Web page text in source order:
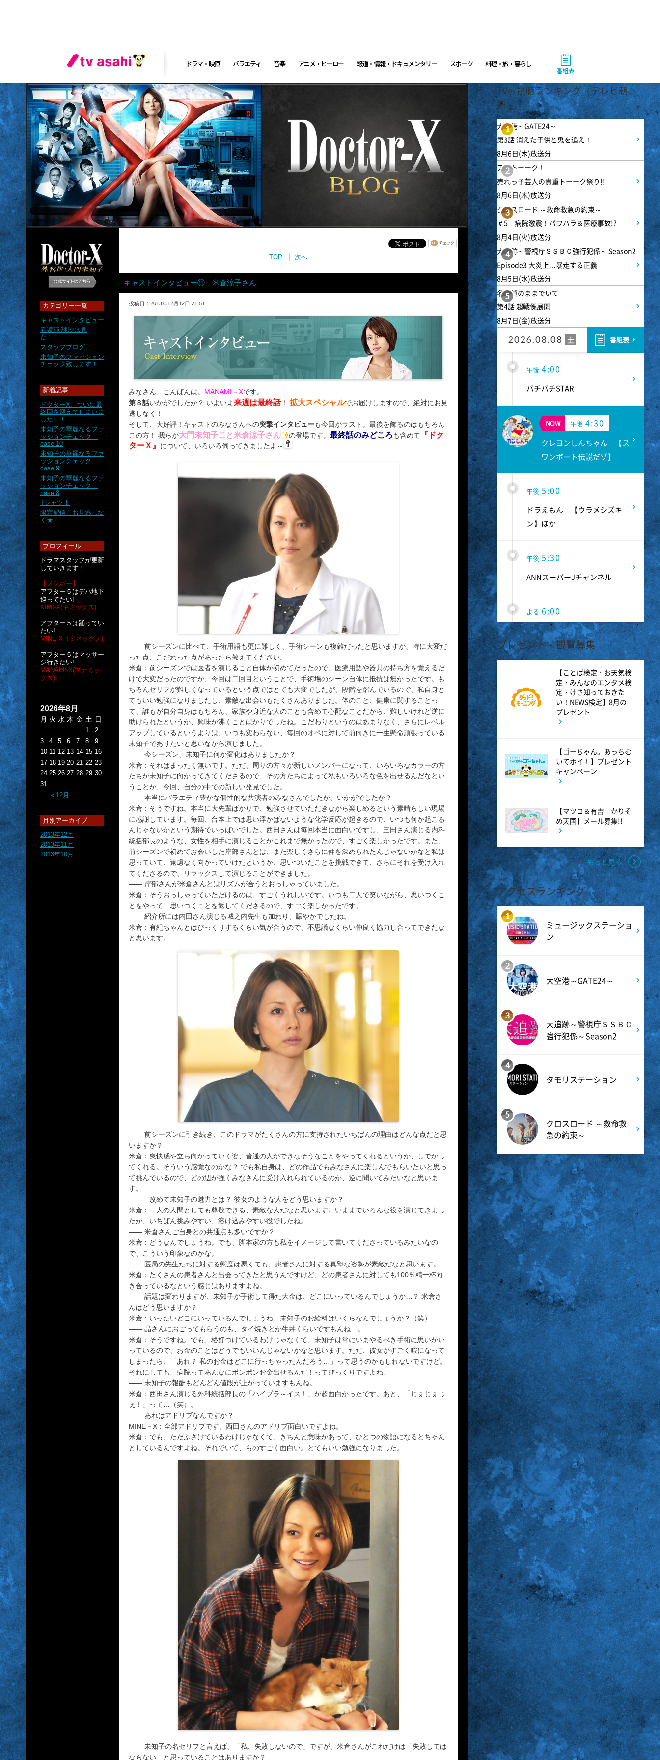
ドラマ・映画 バラエティ 音楽 アニメ・ヒーロー 報道・情報・ドキュメンタリー スポーツ 料理・旅・暮らし
番組表
カテゴリー一覧
キャストインタビュー
看護師 理沙は見
た！！
スタッフブログ
未知子のファッション
チェック致します！
新着記事
ドクターX、ついに最
終回を迎えてしまいま
した…！
未知子の華麗なるファ
ッションチェック
case.10
未知子の華麗なるファ
ッションチェック
case.9
未知子の華麗なるファ
ッションチェック
case.8
Tシャツ！
限定配信！お見逃しな
く★！
プロフィール
ドラマスタッフが更新
していきます！
【メンバー】
アフター５はデパ地下
巡ってたい!
KIMI-X(キミックス)
アフター５は踊ってい
たい!
MINE-X（ミネックス)
アフター５はマッサー
ジ行きたい!
MANAMI-X(マナミッ
クス)
2026年8月
月 火 水 木 金 土 日
1
2
3
4 5 6 7 8
9
10 11 12 13 14 15 16
17 18 19 20 21 22 23
24 25 26 27 28 29 30
31
« 12月
月別アーカイブ
2013年12月
2013年11月
2013年10月
TOP 次へ
キャストインタビュー⑪ 米倉涼子さん
投稿日：2013年12月12日 21:51
みなさん、こんばんは。 MANAMI－Xです。
第８話いかがでしたか？ いよいよ来週は最終話！ 拡大スペシャルでお届けしますので、絶対にお見
逃しなく！
そして、大好評！キャストのみなさんへの突撃インタビューも今回がラスト。最後を飾るのはもちろん
この方！ 我らが大門未知子こと米倉涼子さん の登場です。 最終話のみどころも含めて 『ドク
ターＸ』 について、いろいろ伺ってきましたよ～
―― 前シーズンに比べて、手術用語も更に難しく、手術シーンも複雑だったと思いますが、特に大変だ
った点、こだわった点があったら教えてください。
米倉：前シーズンでは医者を演じること自体が初めてだったので、医療用語や器具の持ち方を覚えるだ
けで大変だったのですが、今回は二回目ということで、手術場のシーン自体に抵抗は無かったです。も
ちろんセリフが難しくなっているという点ではとても大変でしたが、段階を踏んでいるので、私自身と
てもいい勉強になりましたし、素敵な出会いもたくさんありました。体のこと、健康に関することっ
て、誰もが自分自身はもちろん、家族や身近な人のことも含めて心配なことだから、難しいけれど逆に
助けられたというか、興味が沸くことばかりでしたね。こだわりというのはあまりなく、さらにレベル
アップしているというよりは、いつも変わらない、毎回のオペに対して前向きに一生懸命頑張っている
未知子でありたいと思いながら演じました。
―― 今シーズン、未知子に何か変化はありましたか？
米倉：それはまったく無いです。ただ、周りの方々が新しいメンバーになって、いろいろなカラーの方
たちが未知子に向かってきてくださるので、その方たちによって私もいろいろな色を出せるんだなとい
うことが、今回、自分の中での新しい発見でした。
―― 本当にバラエティ豊かな個性的な共演者のみなさんでしたが、いかがでしたか？
米倉：そうですね。本当に大先輩ばかりで、勉強させていただきながら楽しめるという素晴らしい現場
に感謝しています。毎回、台本上では思い浮かばないような化学反応が起きるので、いつも何か起こる
んじゃないかという期待でいっぱいでした。西田さんは毎回本当に面白いですし、三田さん演じる内科
統括部長のような、女性を相手に演じることがこれまで無かったので、すごく楽しかったです。また、
前シーズンで初めてお会いした岸部さんとは、また楽しくさらに仲を深められたんじゃないかなと私は
思っていて、遠慮なく向かっていけたというか、思いついたことを挑戦できて、さらにそれを受け入れ
てくださるので、リラックスして演じることができました。
―― 岸部さんが米倉さんとはリズムが合うとおっしゃっていました。
米倉：そうおっしゃっていただけるのは、すごくうれしいです。いつも二人で笑いながら、思いつくこ
とをやって、思いつくことを返してくださるので、すごく楽しかったです。
―― 紹介所には内田さん演じる城之内先生も加わり、賑やかでしたね。
米倉：有紀ちゃんとはびっくりするくらい気が合うので、不思議なくらい仲良く協力し合ってできたな
と思います。
―― 前シーズンに引き続き、このドラマがたくさんの方に支持されたいちばんの理由はどんな点だと思
いますか？
米倉：爽快感や立ち向かっていく姿、普通の人ができなそうなことをやってくれるというか、しでかし
てくれる。そういう感覚なのかな？ でも私自身は、どの作品でもみなさんに楽しんでもらいたいと思っ
て挑んでいるので、どの辺が強くみなさんに受け入れられているのか、逆に聞いてみたいなと思いま
す。
―― 改めて未知子の魅力とは？ 彼女のような人をどう思いますか？
米倉：一人の人間としても尊敬できる、素敵な人だなと思います。いままでいろんな役を演じてきまし
たが、いちばん挑みやすい、溶け込みやすい役でしたね。
―― 米倉さんご自身との共通点も多いですか？
米倉：どうなんでしょうね。でも、脚本家の方も私をイメージして書いてくださっているみたいなの
で、こういう印象なのかな。
―― 医局の先生たちに対する態度は悪くても、患者さんに対する真摯な姿勢が素敵だなと思います。
米倉：たくさんの患者さんと出会ってきたと思うんですけど、どの患者さんに対しても100％精一杯向
き合っているなという感じはありますよね。
―― 話題は変わりますが、未知子が手術して得た大金は、どこにいっているんでしょうか…？ 米倉さ
んはどう思いますか？
米倉：いったいどこにいっているんでしょうね。未知子のお給料はいくらなんでしょうか？（笑）
―― 晶さんにおごってもらうのも、タイ焼きとか牛丼くらいですもんね…。
米倉：そうですね。でも、格好つけているわけじゃなくて、未知子は常にいまやるべき手術に思いがい
っているので、お金のことはどうでもいいんじゃないかなと思います。ただ、彼女がすごく暇になって
しまったら、「あれ？ 私のお金はどこに行っちゃったんだろう…」って思うのかもしれないですけど。
それにしても、病院ってあんなにポンポンお金出せるんだ！ってびっくりですよね。
―― 未知子の報酬もどんどん値段が上がっていますもんね。
米倉：西田さん演じる外科統括部長の「ハイプラ～イス！」が超面白かったです。あと、「じぇじぇじ
ぇ！」って…（笑）。
―― あれはアドリブなんですか？
MINE－X：全部アドリブです。西田さんのアドリブ面白いですよね。
米倉：でも、ただふざけているわけじゃなくて、きちんと意味があって、ひとつの物語になるとちゃん
としているんですよね。それでいて、ものすごく面白い。とてもいい勉強になりました。
―― 未知子の名セリフと言えば、「私、失敗しないので」ですが、米倉さんがこれだけは「失敗しては
ならない」と思っていることはありますか？
TVer視聴ランキング（テレビ朝
日）
1
大空港～GATE24～
第3話 消えた子供と兎を追え！
8月6日(木)放送分
2
アメトーーク！
売れっ子芸人の貴重トーーク祭り!!
8月6日(木)放送分
3
クロスロード ～救命救急の約束～
＃5 病院激震！パワハラ＆医療事故!?
8月4日(火)放送分
4
大追跡～警視庁ＳＳＢＣ強行犯係～ Season2
Episode3 大炎上…暴走する正義
8月5日(水)放送分
5
名探偵のままでいて
第4話 超戦慄展開
8月7日(金)放送分
2026.08.08 土 番組表
10:30
買いドキ!生放送ショッピン
グ 期間限定商品を手にする大
チャンス!お見逃しなく!
午前 11:00
ワイド!スクランブル サタデ
ー
午後 1:30
八村塁スペシャルマッチ
BLACK SAMURAI SUMMIT
午後 3:30
なにわ男子の逆転男子 高橋恭
平の休日に密着!呼び出した仲
良しのある人とは!?
午後 4:00
バチバチSTAR
NOW 午後 4:30
クレヨンしんちゃん 【ス
ワンボート伝説だゾ】
午後 5:00
ドラえもん 【ウラメシズキ
ン】ほか
午後 5:30
ANNスーパーJチャンネル
よる 6:00
人生の楽園 夏の1時間!ふるさ
と大好きスペシャル
6:56
サンド&芦田愛菜の博士ちゃ
ん 伊藤沙莉が初参戦!!目利き
三択バトルSP
よる 8:00
池上彰のニュースそうだったの
よる 8:54
タモリステーション 日本人と
石油 最前線 そもそも石油と
は何なのか!?徹底取材!
よる 10:24
サタデーステーション
私の幸福時間
よる
港時間
よる
熱闘甲子園 涙は、強さにな
よる 11:30
夏色の雲が恋と嵐をまきおこ
す #5
深夜 0:00
天幕のジャードゥーガル
#7【イマニメーション】
深夜 0:30
テレ朝サマフェス音楽LIVEダイ
ジェスト
深夜 1:00
タイムトラベルダディ #2
ダイアン津田ドラマ初主演作
品 脚本:上田誠
深夜 1:30
ワールドプロレスリング
深夜 2:00
「きみを愛する気はない」と言
った次期公爵様がなぜか溺愛し
てきます #6
深夜 2:30
花織さんは転生しても喧嘩がし
たい【ANiMAZiNG!!!】 #5
深夜 3:00
上田ちゃんネル 楽屋トークを
覗き見!芸人たちの座持ちがい
い話
深夜 3:30
テラサってる? EXOシウミン
主演『ホ食堂～時空を超えた恋
のシェフ』第1話・前編
プレゼント・観覧募集
【ことば検定・お天気検
定・みんなのエンタメ検
定・けさ知っておきた
い！NEWS検定】8月の
プレゼント
【ゴーちゃん。あっちむ
いてホイ！】プレゼント
キャンペーン
【マツコ＆有吉 かりそ
め天国】メール募集!!
もっと見る
アクセスランキング
1
ミュージックステーショ
ン
2
大空港～GATE24～
3
大追跡～警視庁ＳＳＢＣ
強行犯係～Season2
4
タモリステーション
5
クロスロード ～救命救
急の約束～